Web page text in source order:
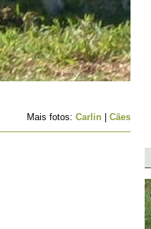
Mais fotos: Carlin Cães